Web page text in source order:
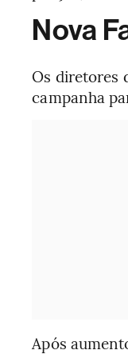
Nova
Os diretores
campanha
Após